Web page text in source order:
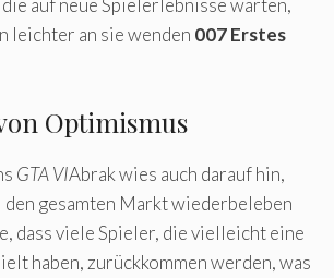
auf neue Spielerlebnisse warten,
leichter an sie wenden 007 Erstes
Optimismus
GTA VIAbrak wies auch darauf hin,
den gesamten Markt wiederbeleben
dass viele Spieler, die vielleicht eine
haben, zurückkommen werden, was